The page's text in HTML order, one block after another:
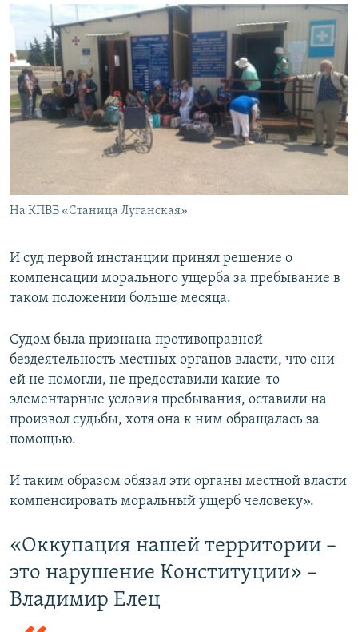
На КПВВ «Станица Луганская»
И суд первой инстанции принял решение о
компенсации морального ущерба за пребывание в
таком положении больше месяца.
Судом была признана противоправной
бездеятельность местных органов власти, что они
ей не помогли, не предоставили какие-то
элементарные условия пребывания, оставили на
произвол судьбы, хотя она к ним обращалась за
помощью.
И таким образом обязал эти органы местной власти
компенсировать моральный ущерб человеку».
«Оккупация нашей территории –
это нарушение Конституции» –
Владимир Елец